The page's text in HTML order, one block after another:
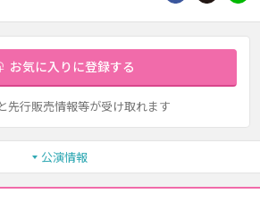
お気に入りに登録する
先行販売情報等が受け取れます
公演情報